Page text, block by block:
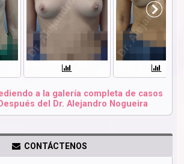
a la galería completa de casos
del Dr. Alejandro Nogueira
CONTÁCTENOS